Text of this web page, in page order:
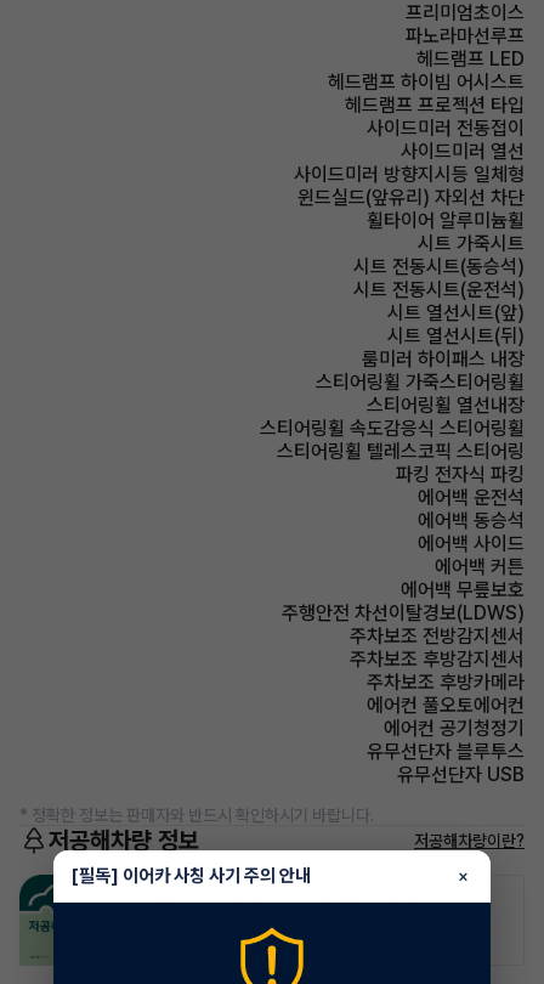
프리미엄초이스
파노라마선루프
헤드램프 LED
헤드램프 하이빔 어시스트
헤드램프 프로젝션 타입
사이드미러 전동접이
사이드미러 열선
사이드미러 방향지시등 일체형
윈드실드(앞유리) 자외선 차단
휠타이어 알루미늄휠
시트 가죽시트
시트 전동시트(동승석)
시트 전동시트(운전석)
시트 열선시트(앞)
시트 열선시트(뒤)
룸미러 하이패스 내장
스티어링휠 가죽스티어링휠
스티어링휠 열선내장
스티어링휠 속도감응식 스티어링휠
스티어링휠 텔레스코픽 스티어링
파킹 전자식 파킹
에어백 운전석
에어백 동승석
에어백 사이드
에어백 커튼
에어백 무릎보호
주행안전 차선이탈경보(LDWS)
주차보조 전방감지센서
주차보조 후방감지센서
주차보조 후방카메라
에어컨 풀오토에어컨
에어컨 공기청정기
유무선단자 블루투스
유무선단자 USB
* 정확한 정보는 판매자와 반드시 확인하시기 바랍니다.
저공해차량 정보 저공해차량이란?
공항주차장 공영주차장
[필독] 이어카 사칭 사기 주의 안내 ×